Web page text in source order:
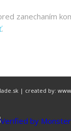
zanechaním
.
| created by: